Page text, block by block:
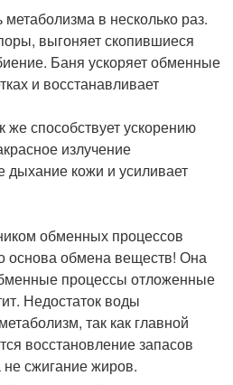
в несколько раз.
выгоняет скопившиеся
Баня ускоряет обменные
и восстанавливает
способствует ускорению
излучение
дыхание кожи и усиливает
обменных процессов
основа обмена веществ! Она
процессы отложенные
Недостаток воды
так как главной
восстановление запасов
не сжигание жиров.